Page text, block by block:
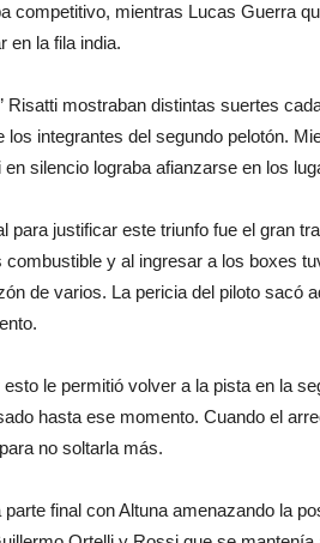
competitivo, mientras Lucas Guerra
en la fila india.
Risatti mostraban distintas suertes
integrantes del segundo pelotón.
silencio lograba afianzarse en los
para justificar este triunfo fue el gran
y al ingresar a los boxes
de varios. La pericia del piloto sacó
le permitió volver a la pista en la
hasta ese momento. Cuando el
no soltarla más.
final con Altuna amenazando la